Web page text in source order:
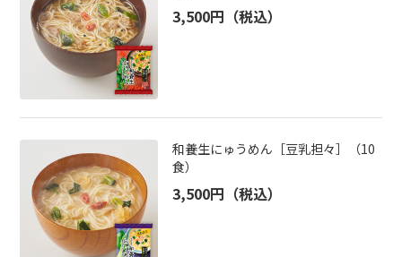
3,500円 （税込）
和養生にゅうめん［豆乳担々］（10
食）
3,500円 （税込）